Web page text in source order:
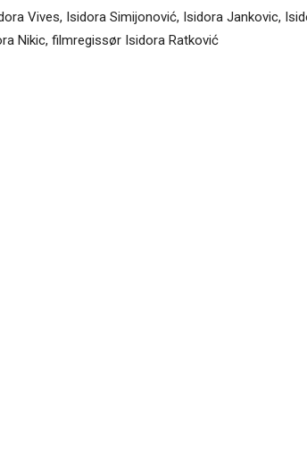
Vives, Isidora Simijonović, Isidora Jankovic,
Nikic, filmregissør Isidora Ratković